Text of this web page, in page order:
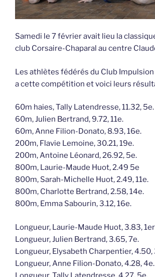
Samedi le 7 février avait lieu la
club Corsaire-Chaparal au centre
Les athlètes fédérés du Club
a cette compétition et voici leurs
60m haies, Tally Latendresse, 11.32, 5e.
60m, Julien Bertrand, 9.72, 11e.
60m, Anne Filion-Donato, 8.93, 16e.
200m, Flavie Lemoine, 30.21, 19e.
200m, Antoine Léonard, 26.92, 5e.
800m, Laurie-Maude Huot, 2.49 5e
800m, Sarah-Michelle Huot, 2.49, 11e.
800m, Charlotte Bertrand, 2.58, 14e.
800m, Emma Sabourin, 3.12, 16e.
Longueur, Laurie-Maude Huot, 3.83,
Longueur, Julien Bertrand, 3.65, 7e.
Longueur, Elysabeth Charpentier, 4.50,
Longueur, Anne Filion-Donato, 4.28, 4e.